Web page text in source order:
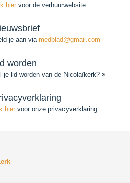
hiervoor de verhuurwebsite
je aan viamedblad@gmail.com
worden
je lid worden van de Nicolaïkerk?
hier voor onze privacyverklaring